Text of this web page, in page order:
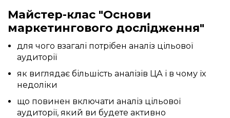
Майстер-клас "Основи
маркетингового дослідження"
для чого взагалі потрібен аналіз цільової
аудиторії
як виглядає більшість аналізів ЦА і в чому їх
недоліки
що повинен включати аналіз цільової
аудиторії, який ви будете активно